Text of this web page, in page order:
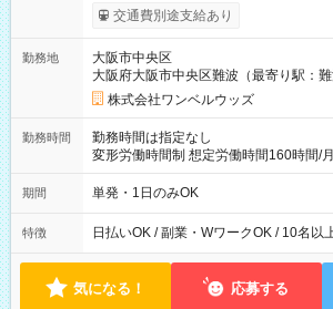
働いたその日に現金GET♪ お仕事後は
交通費別途支給あり
勤務地
大阪市中央区
大阪府大阪市中央区難波（最寄り駅：難
株式会社ワンベルウッズ
勤務時間
勤務時間は指定なし
変形労働時間制 想定労働時間160時間/月 【シフト例】 ・10：
00～20：00
期間 単発・1日のみOK
特徴 日払いOK / 副業・WワークOK / 10名以
気になる！ 応募する